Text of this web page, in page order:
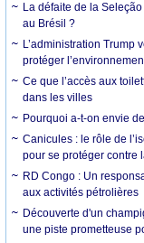
La défaite de la
au Brésil ?
L’administration Trump
protéger
Ce que l’accès aux
dans les villes
Pourquoi a-t-on envie
Canicules : le rôle de
pour se protéger contre
RD Congo : Un
aux activités pétrolières
Découverte d'un
une piste prometteuse